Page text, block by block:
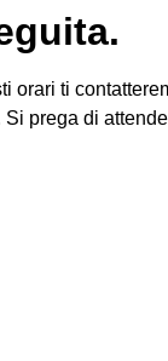
orari ti
prega di